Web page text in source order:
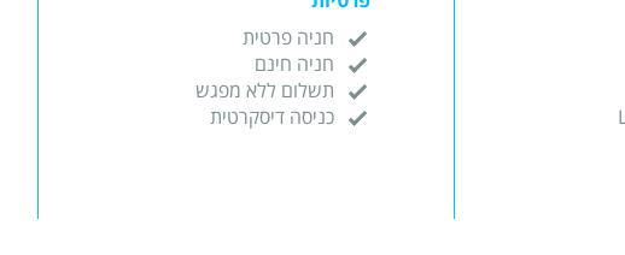
חניה פרטית
חניה חינם
תשלום ללא מפגש
כניסה דיסקרטית